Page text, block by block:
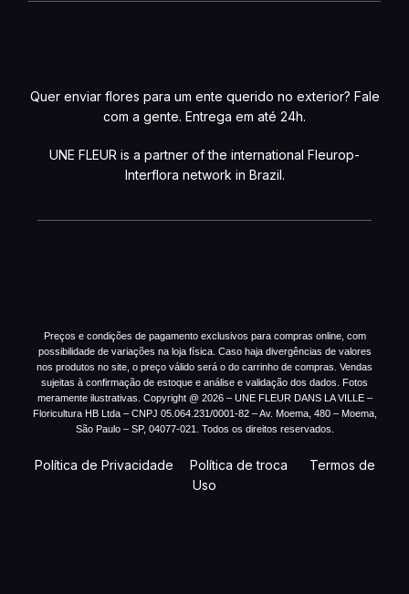
Quer enviar flores para um ente querido no exterior? Fale
com a gente. Entrega em até 24h.
UNE FLEUR is a partner of the international Fleurop-
Interflora network in Brazil.
Preços e condições de pagamento exclusivos para compras online, com
possibilidade de variações na loja física. Caso haja divergências de valores
nos produtos no site, o preço válido será o do carrinho de compras. Vendas
sujeitas à confirmação de estoque e análise e validação dos dados. Fotos
meramente ilustrativas. Copyright @ 2026 – UNE FLEUR DANS LA VILLE –
Floricultura HB Ltda – CNPJ 05.064.231/0001-82 – Av. Moema, 480 – Moema,
São Paulo – SP, 04077-021. Todos os direitos reservados.
Política de Privacidade Política de troca
Termos de
Uso